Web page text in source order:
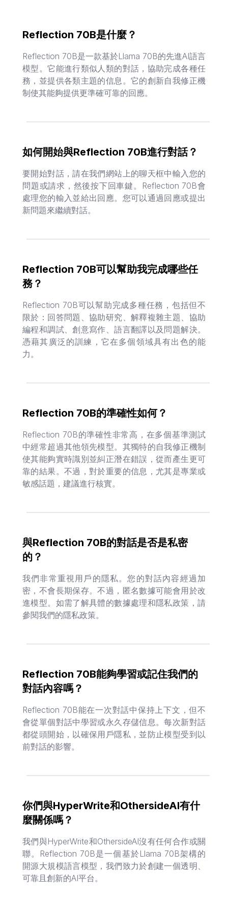
Reflection 70B是什麼？
Reflection 70B是一款基於Llama 70B的先進AI語言
模型。它能進行類似人類的對話，協助完成各種任
務，並提供各類主題的信息。它的創新自我修正機
制使其能夠提供更準確可靠的回應。
如何開始與Reflection 70B進行對話？
要開始對話，請在我們網站上的聊天框中輸入您的
問題或請求，然後按下回車鍵。Reflection 70B會
處理您的輸入並給出回應。您可以通過回應或提出
新問題來繼續對話。
Reflection 70B可以幫助我完成哪些任
務？
Reflection 70B可以幫助完成多種任務，包括但不
限於：回答問題、協助研究、解釋複雜主題、協助
編程和調試、創意寫作、語言翻譯以及問題解決。
憑藉其廣泛的訓練，它在多個領域具有出色的能
力。
Reflection 70B的準確性如何？
Reflection 70B的準確性非常高，在多個基準測試
中經常超過其他領先模型。其獨特的自我修正機制
使其能夠實時識別並糾正潛在錯誤，從而產生更可
靠的結果。不過，對於重要的信息，尤其是專業或
敏感話題，建議進行核實。
與Reflection 70B的對話是否是私密
的？
我們非常重視用戶的隱私。您的對話內容經過加
密，不會長期保存。不過，匿名數據可能會用於改
進模型。如需了解具體的數據處理和隱私政策，請
參閱我們的隱私政策。
Reflection 70B能夠學習或記住我們的
對話內容嗎？
Reflection 70B能在一次對話中保持上下文，但不
會從單個對話中學習或永久存儲信息。每次新對話
都從頭開始，以確保用戶隱私，並防止模型受到以
前對話的影響。
你們與HyperWrite和OthersideAI有什
麼關係嗎？
我們與HyperWrite和OthersideAI沒有任何合作或關
聯。Reflection 70B是一個基於Llama 70B架構的
開源大規模語言模型，我們致力於創建一個透明、
可靠且創新的AI平台。